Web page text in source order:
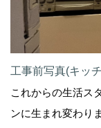
工事前写真(キッ
これからの生活ス
ンに生まれ変わり